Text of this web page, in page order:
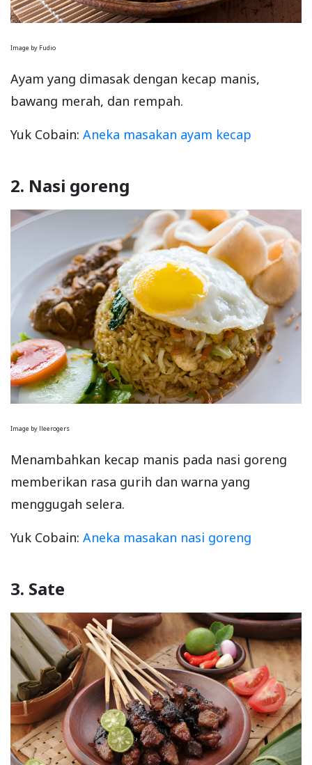
Image by Fudio
Ayam yang dimasak dengan kecap manis,
bawang merah, dan rempah.
Yuk Cobain: Aneka masakan ayam kecap
2. Nasi goreng
Image by lleerogers
Menambahkan kecap manis pada nasi goreng
memberikan rasa gurih dan warna yang
menggugah selera.
Yuk Cobain: Aneka masakan nasi goreng
3. Sate